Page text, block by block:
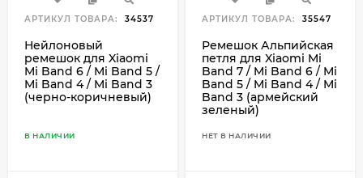
АРТИКУЛ ТОВАРА: 34537
Нейлоновый
ремешок для Xiaomi
Mi Band 6 / Mi Band 5 /
Mi Band 4 / Mi Band 3
(черно-коричневый)
В НАЛИЧИИ
АРТИКУЛ ТОВАРА: 35547
Ремешок Альпийская
петля для Xiaomi Mi
Band 7 / Mi Band 6 / Mi
Band 5 / Mi Band 4 / Mi
Band 3 (армейский
зеленый)
НЕТ В НАЛИЧИИ